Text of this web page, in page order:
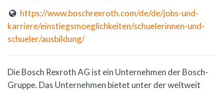
https://www.boschrexroth.com/de/de/jobs-und-
karriere/einstiegsmoeglichkeiten/schuelerinnen-und-
schueler/ausbildung/
Die Bosch Rexroth AG ist ein Unternehmen der Bosch-
Gruppe. Das Unternehmen bietet unter der weltweit